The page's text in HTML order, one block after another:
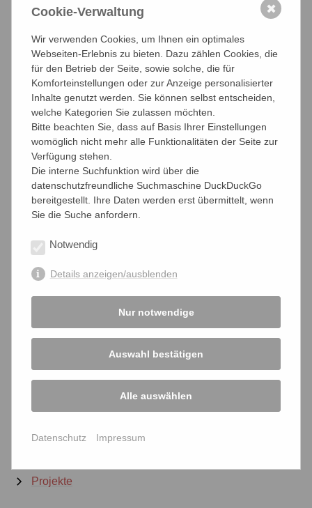
Link zur Pressemitteilung von asr und bffk
Link zur Stellungnahme des DRV
06.05.2011
teilen teilen
Archiv
2010
Projekte
Cookie-Verwaltung
Wir verwenden Cookies, um Ihnen ein optimales
Webseiten-Erlebnis zu bieten. Dazu zählen Cookies, die
für den Betrieb der Seite, sowie solche, die für
Komforteinstellungen oder zur Anzeige personalisierter
Inhalte genutzt werden. Sie können selbst entscheiden,
welche Kategorien Sie zulassen möchten.
Bitte beachten Sie, dass auf Basis Ihrer Einstellungen
womöglich nicht mehr alle Funktionalitäten der Seite zur
Verfügung stehen.
Die interne Suchfunktion wird über die
datenschutzfreundliche Suchmaschine DuckDuckGo
bereitgestellt. Ihre Daten werden erst übermittelt, wenn
Sie die Suche anfordern.
Notwendig
Details anzeigen/ausblenden
Nur notwendige
Auswahl bestätigen
Alle auswählen
Datenschutz Impressum
✖